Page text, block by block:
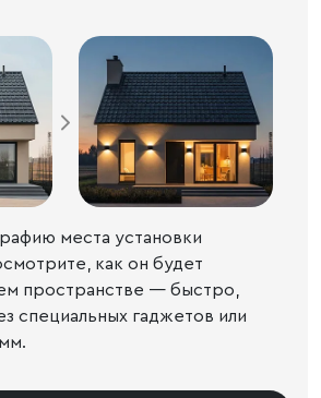
места установки
как он будет
пространстве — быстро,
специальных гаджетов или